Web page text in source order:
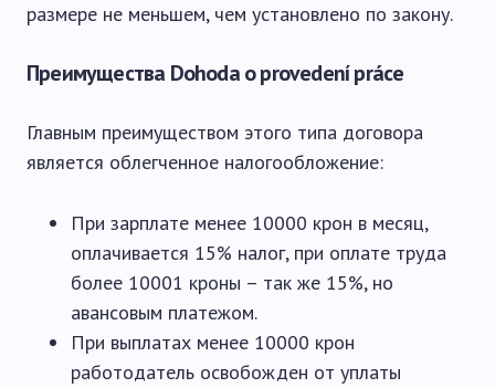
размере не меньшем, чем установлено по закону.
Преимущества Dohoda o provedení práce
Главным преимуществом этого типа договора
является облегченное налогообложение:
При зарплате менее 10000 крон в месяц,
оплачивается 15% налог, при оплате труда
более 10001 кроны – так же 15%, но
авансовым платежом.
При выплатах менее 10000 крон
работодатель освобожден от уплаты